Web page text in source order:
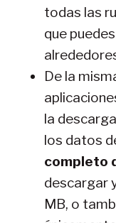
todas las
que
De la
la
los datos
completo
descargar
MB, o